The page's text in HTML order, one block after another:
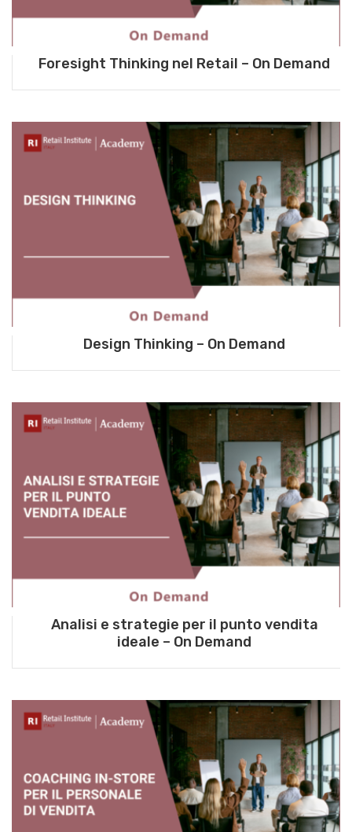
Foresight Thinking nel Retail – On Demand
Design Thinking – On Demand
Analisi e strategie per il punto vendita
ideale – On Demand